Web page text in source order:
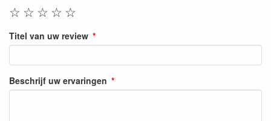
☆
☆
☆
☆
☆
Titel van uw review
Beschrijf uw ervaringen